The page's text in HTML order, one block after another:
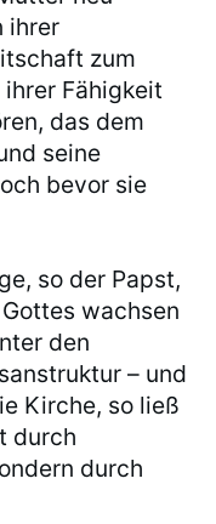
ihrer
zum
Fähigkeit
das dem
seine
bevor sie
so der Papst,
wachsen
den
– und
Kirche, so ließ
durch
durch